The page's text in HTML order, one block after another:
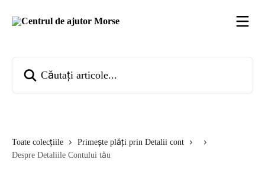
Toate colecțiile
Primește plăți prin Detalii cont
Despre Detaliile Contului tău